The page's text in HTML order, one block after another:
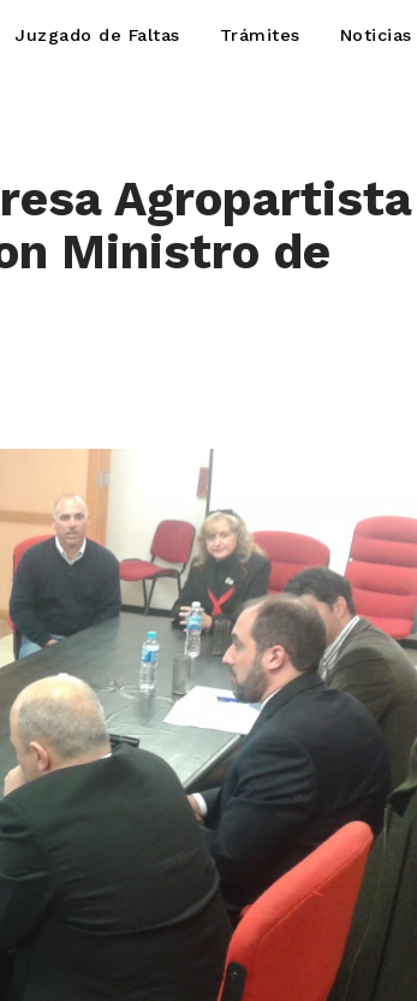
Juzgado de Faltas Trámites Noticias
Agropartista
Ministro de